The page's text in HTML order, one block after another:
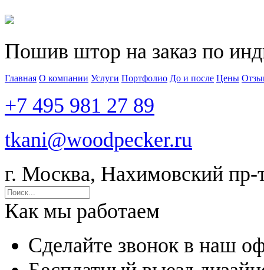
Пошив штор на заказ по
Главная О компании Услуги Портфолио До и после Цены
+7 495 981 27 89
tkani@woodpecker.ru
г. Москва, Нахимовский пр-
Как мы работаем
Сделайте звонок в наш